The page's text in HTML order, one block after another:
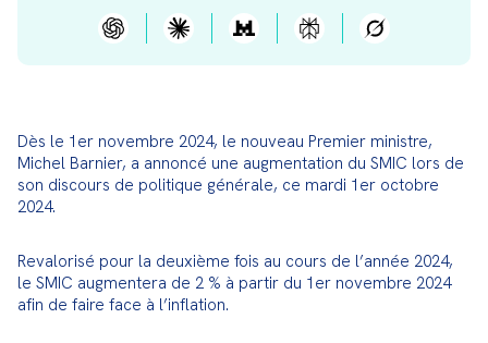
Dès le 1er novembre 2024, le nouveau Premier ministre,
Michel Barnier, a annoncé une augmentation du SMIC lors de
son discours de politique générale, ce mardi 1er octobre
2024.
Revalorisé pour la deuxième fois au cours de l’année 2024,
le SMIC augmentera de 2 % à partir du 1er novembre 2024
afin de faire face à l’inflation.